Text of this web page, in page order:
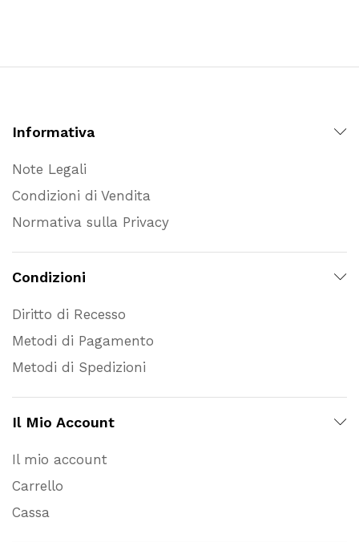
Informativa
Note Legali
Condizioni di Vendita
Normativa sulla Privacy
Condizioni
Diritto di Recesso
Metodi di Pagamento
Metodi di Spedizioni
Il Mio Account
Il mio account
Carrello
Cassa